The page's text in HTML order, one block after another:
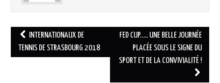
Post navigation
INTERNATIONAUX DE
TENNIS DE STRASBOURG 2018
FED CUP….. UNE BELLE JOURNÉE
PLACÉE SOUS LE SIGNE DU
SPORT ET DE LA CONVIVIALITÉ !